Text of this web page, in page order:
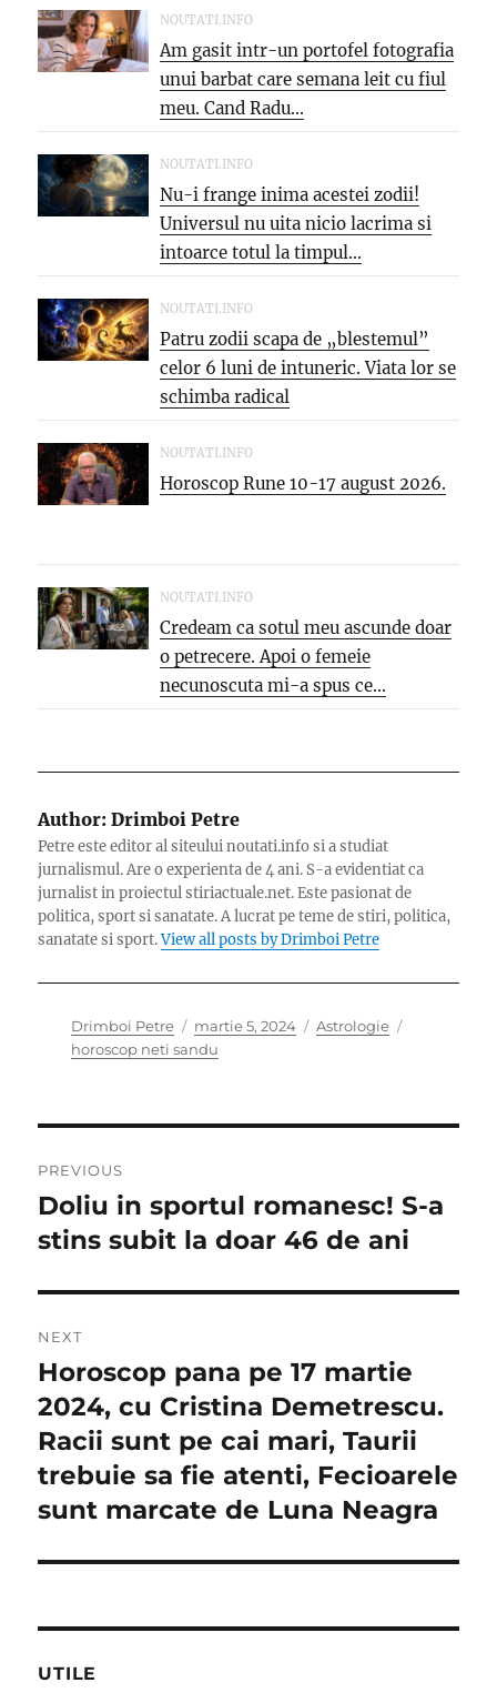
NOUTATI.INFO
Am gasit intr-un portofel fotografia
unui barbat care semana leit cu fiul
meu. Cand Radu...
NOUTATI.INFO
Nu-i frange inima acestei zodii!
Universul nu uita nicio lacrima si
intoarce totul la timpul...
NOUTATI.INFO
Patru zodii scapa de „blestemul”
celor 6 luni de intuneric. Viata lor se
schimba radical
NOUTATI.INFO
Horoscop Rune 10-17 august 2026.
NOUTATI.INFO
Credeam ca sotul meu ascunde doar
o petrecere. Apoi o femeie
necunoscuta mi-a spus ce...
Author: Drimboi Petre
Petre este editor al siteului noutati.info si a studiat
jurnalismul. Are o experienta de 4 ani. S-a evidentiat ca
jurnalist in proiectul stiriactuale.net. Este pasionat de
politica, sport si sanatate. A lucrat pe teme de stiri, politica,
sanatate si sport.View all posts by Drimboi Petre
Author
Drimboi Petre
Posted
on
martie 5, 2024 Categories
Astrologie
horoscop neti sandu
în
articole
PREVIOUS
Previous
post:
Doliu in sportul romanesc! S-a
stins subit la doar 46 de ani
NEXT
Next
post:
Horoscop pana pe 17 martie
2024, cu Cristina Demetrescu.
Racii sunt pe cai mari, Taurii
trebuie sa fie atenti, Fecioarele
sunt marcate de Luna Neagra
UTILE